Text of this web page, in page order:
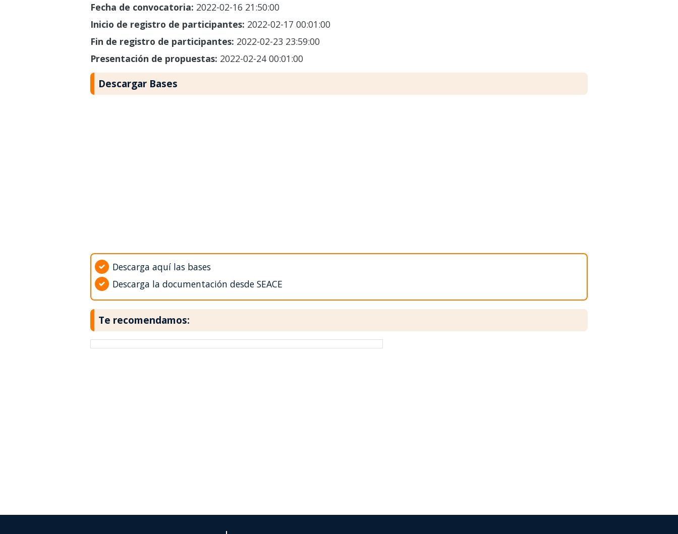
Fecha de convocatoria: 2022-02-16 21:50:00
Inicio de registro de participantes: 2022-02-17 00:01:00
Fin de registro de participantes: 2022-02-23 23:59:00
Presentación de propuestas: 2022-02-24 00:01:00
Descargar Bases
Descarga aquí las bases
Descarga la documentación desde SEACE
Te recomendamos: